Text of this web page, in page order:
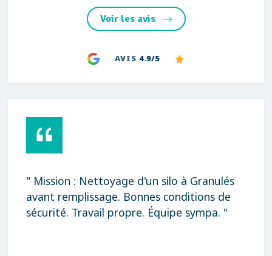
Voir les avis
AVIS 4.9/5
" Mission : Nettoyage d'un silo à Granulés
avant remplissage. Bonnes conditions de
sécurité. Travail propre. Équipe sympa. "